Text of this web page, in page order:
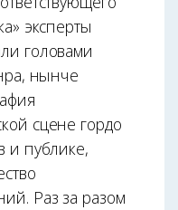
эксперты
головами
нынче
сцене гордо
и публике,
Раз за разом